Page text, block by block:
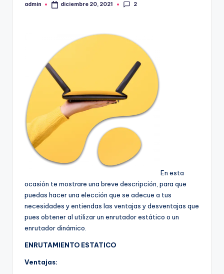
Publicado
admin diciembre 20, 2021 2
En esta
ocasión te mostrare una breve descripción, para que
puedas hacer una elección que se adecue a tus
necesidades y entiendas las ventajas y desventajas que
pues obtener al utilizar un enrutador estático o un
enrutador dinámico.
ENRUTAMIENTO ESTATICO
Ventajas: